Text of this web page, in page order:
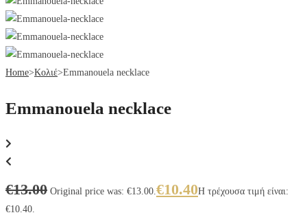
Home>Κολιέ>Emmanouela necklace
Emmanouela necklace
€13.00 Original price was: €13.00. €10.40Η τρέχουσα τιμή είναι:
€10.40.